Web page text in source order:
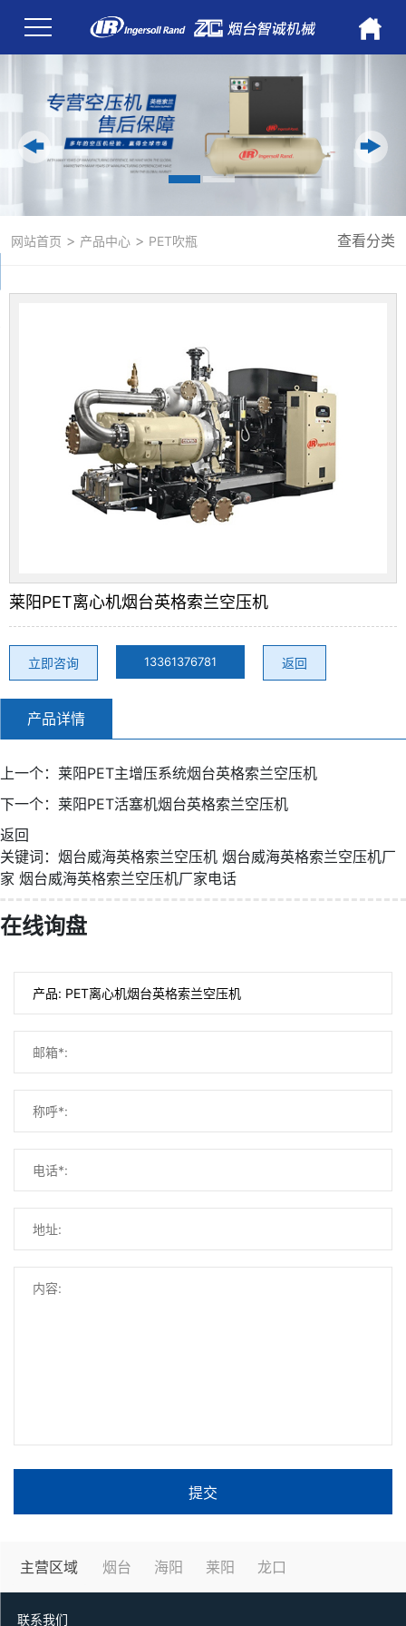
网站首页 > 产品中心 > PET吹瓶 查看分类
莱阳PET离心机烟台英格索兰空压机
立即咨询 13361376781 返回
产品详情
上一个： 莱阳PET主增压系统烟台英格索兰空压机
下一个： 莱阳PET活塞机烟台英格索兰空压机
返回
关键词： 烟台威海英格索兰空压机 烟台威海英格索兰空压机厂
家 烟台威海英格索兰空压机厂家电话
在线询盘
提交
主营区域 烟台 海阳 莱阳 龙口
联系我们
微信号：
点击复制微信号